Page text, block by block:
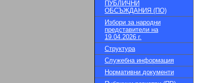
ПУБЛИЧНИ
ОБСЪЖДАНИЯ (ПО)
Избори за народни
представители на
19.04.2026 г.
Структура
Служебна информация
Нормативни документи